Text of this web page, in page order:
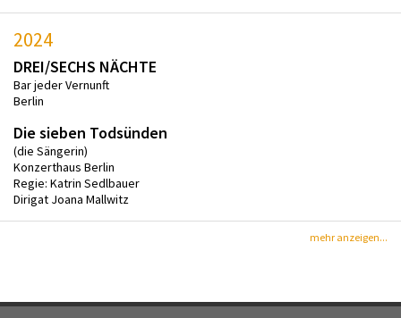
2024
DREI/SECHS NÄCHTE
Bar jeder Vernunft
Berlin
Die sieben Todsünden
(die Sängerin)
Konzerthaus Berlin
Regie: Katrin Sedlbauer
Dirigat Joana Mallwitz
mehr anzeigen...